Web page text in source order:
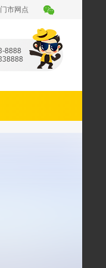
门市网点